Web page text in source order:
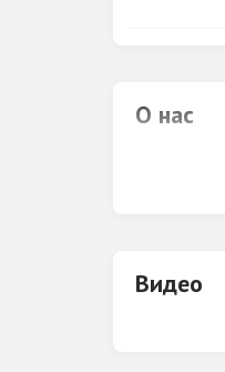
О нас
Видео